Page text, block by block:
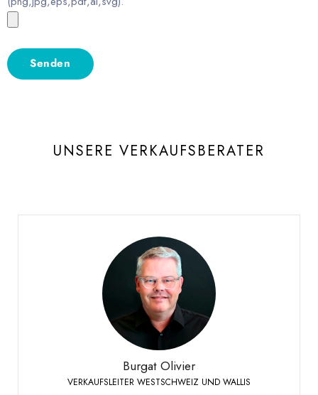
UNSERE VERKAUFSBERATER
Burgat Olivier
VERKAUFSLEITER WESTSCHWEIZ UND WALLIS
Burgat Olivier
VERKAUFSLEITER WESTSCHWEIZ UND WALLIS
Telefon:
+41 79 273 16 50